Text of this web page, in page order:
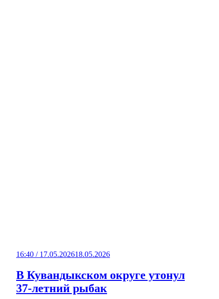
16:40 / 17.05.202618.05.2026
В Кувандыкском округе утонул
37-летний рыбак